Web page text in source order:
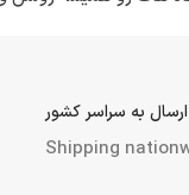
باکیفیت، گارانتی
بهترین انتخابه. ما
برات آسون کنیم و